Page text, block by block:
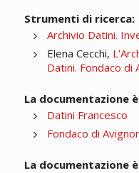
Strumenti di ricerca:
Archivio Datini.
Elena Cecchi,
Datini. Fondaco di
La documentazione
Datini Francesco
Fondaco di
La documentazione